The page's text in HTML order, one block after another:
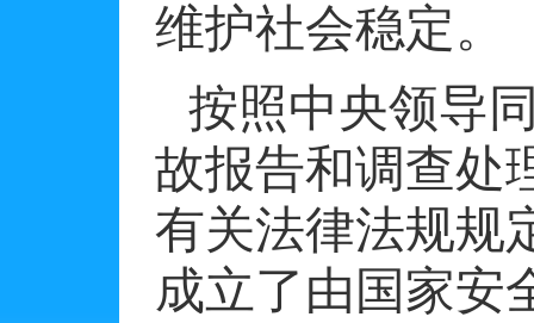
维护社会稳定。
按照中央领导
故报告和调查处
有关法律法规规
成立了由国家安